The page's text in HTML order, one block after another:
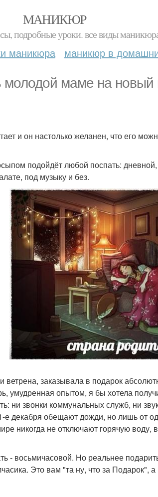
МАНИКЮР
подробные уроки. все виды
маникюра маникюр в
молодой маме на новый
и он настолько желанен, что его
подойдёт любой поспать:
под музыку и без.
ветрена, заказывала в подарок
умудренная опытом, я бы хотела
ни звонки коммунальных служб, ни
е декабря обещают дожди, но лишь от
никогда не отключают горячую воду,
- восьмичасовой. Но реальнее
Это вам "та ну, что за Подарок",